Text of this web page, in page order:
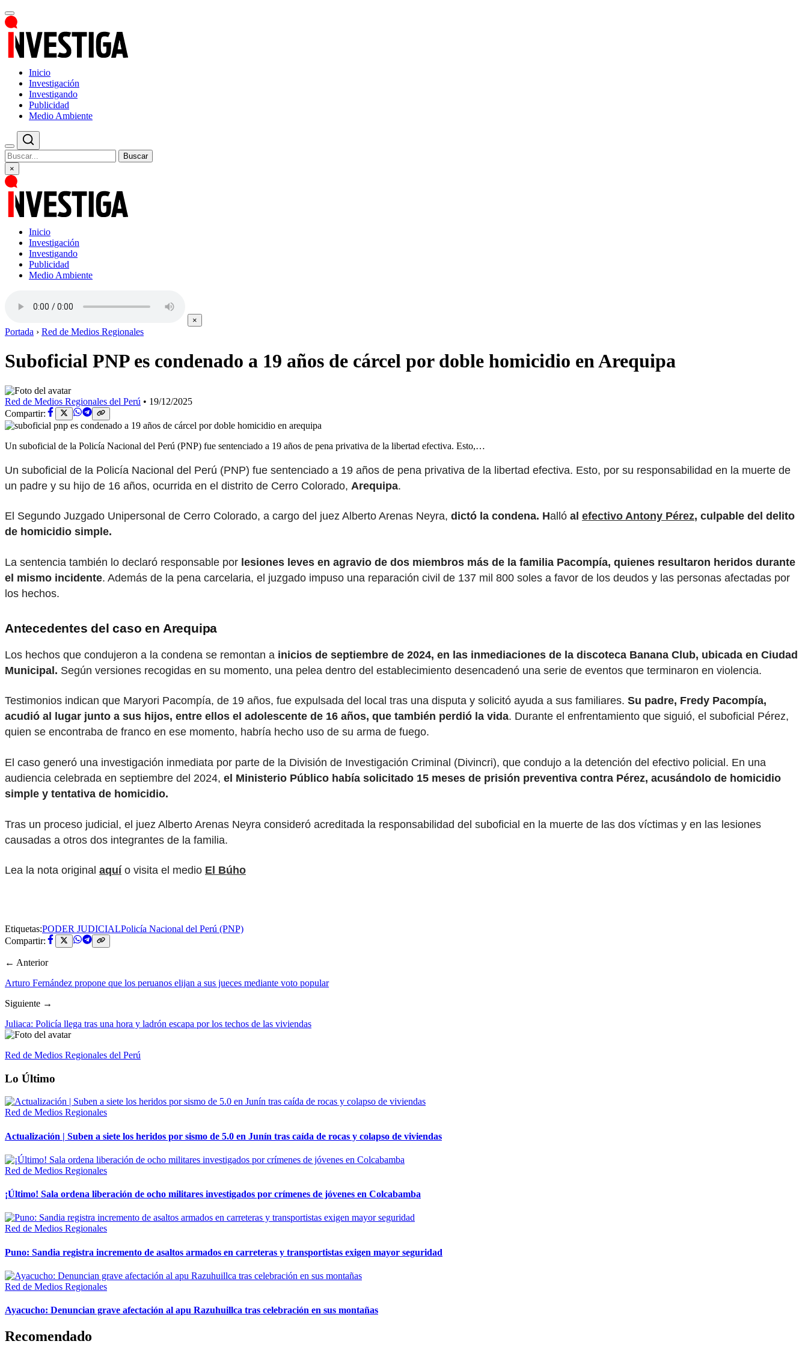
Inicio
Investigación
Investigando
Publicidad
Medio Ambiente
Buscar
×
Inicio
Investigación
Investigando
Publicidad
Medio Ambiente
×
Portada › Red de Medios Regionales
Suboficial PNP es condenado a 19 años de cárcel por doble homicidio en Arequipa
Red de Medios Regionales del Perú • 19/12/2025
Compartir:
Un suboficial de la Policía Nacional del Perú (PNP) fue sentenciado a 19 años de pena privativa de la libertad efectiva. Esto,…
Un suboficial de la Policía Nacional del Perú (PNP) fue sentenciado a 19 años de pena privativa de la libertad efectiva. Esto, por su responsabilidad en la muerte de
un padre y su hijo de 16 años, ocurrida en el distrito de Cerro Colorado, Arequipa.
El Segundo Juzgado Unipersonal de Cerro Colorado, a cargo del juez Alberto Arenas Neyra, dictó la condena. Halló al efectivo Antony Pérez, culpable del delito
de homicidio simple.
La sentencia también lo declaró responsable por lesiones leves en agravio de dos miembros más de la familia Pacompía, quienes resultaron heridos durante
el mismo incidente. Además de la pena carcelaria, el juzgado impuso una reparación civil de 137 mil 800 soles a favor de los deudos y las personas afectadas por
los hechos.
Antecedentes del caso en Arequipa
Los hechos que condujeron a la condena se remontan a inicios de septiembre de 2024, en las inmediaciones de la discoteca Banana Club, ubicada en Ciudad
Municipal. Según versiones recogidas en su momento, una pelea dentro del establecimiento desencadenó una serie de eventos que terminaron en violencia.
Testimonios indican que Maryori Pacompía, de 19 años, fue expulsada del local tras una disputa y solicitó ayuda a sus familiares. Su padre, Fredy Pacompía,
acudió al lugar junto a sus hijos, entre ellos el adolescente de 16 años, que también perdió la vida. Durante el enfrentamiento que siguió, el suboficial Pérez,
quien se encontraba de franco en ese momento, habría hecho uso de su arma de fuego.
El caso generó una investigación inmediata por parte de la División de Investigación Criminal (Divincri), que condujo a la detención del efectivo policial. En una
audiencia celebrada en septiembre del 2024, el Ministerio Público había solicitado 15 meses de prisión preventiva contra Pérez, acusándolo de homicidio
simple y tentativa de homicidio.
Tras un proceso judicial, el juez Alberto Arenas Neyra consideró acreditada la responsabilidad del suboficial en la muerte de las dos víctimas y en las lesiones
causadas a otros dos integrantes de la familia.
Lea la nota original aquí o visita el medio El Búho
Etiquetas:PODER JUDICIALPolicía Nacional del Perú (PNP)
Compartir:
← Anterior
Arturo Fernández propone que los peruanos elijan a sus jueces mediante voto popular
Siguiente →
Juliaca: Policía llega tras una hora y ladrón escapa por los techos de las viviendas
Red de Medios Regionales del Perú
Lo Último
Red de Medios Regionales
Actualización | Suben a siete los heridos por sismo de 5.0 en Junín tras caída de rocas y colapso de viviendas
Red de Medios Regionales
¡Último! Sala ordena liberación de ocho militares investigados por crímenes de jóvenes en Colcabamba
Red de Medios Regionales
Puno: Sandia registra incremento de asaltos armados en carreteras y transportistas exigen mayor seguridad
Red de Medios Regionales
Ayacucho: Denuncian grave afectación al apu Razuhuillca tras celebración en sus montañas
Recomendado